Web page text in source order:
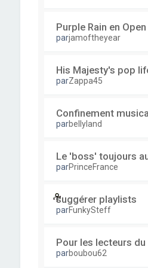
Purple Rain en
parjamoftheyear
His Majesty's pop
parZappa45
Confinement
parbellyland
Le 'boss' toujours
parPrinceFrance
suggérer playlists
parFunkySteff
Pour les lecteurs
parboubou62